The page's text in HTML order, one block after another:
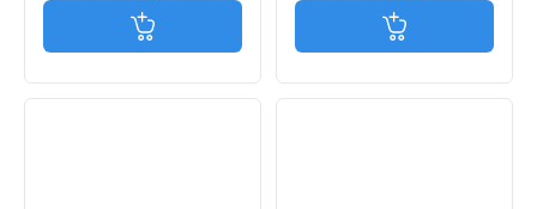
Jetzt in den Warenkorb Jetzt in den